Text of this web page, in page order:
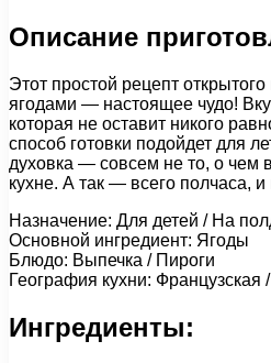
Описание
Этот простой рецепт
ягодами — настоящее чудо!
которая не оставит никого
способ готовки подойдет для
духовка — совсем не то, о чем
кухне. А так — всего полчаса, и
Назначение: Для детей / На
Основной ингредиент: Ягоды
Блюдо: Выпечка / Пироги
География кухни: Французская
Ингредиенты: